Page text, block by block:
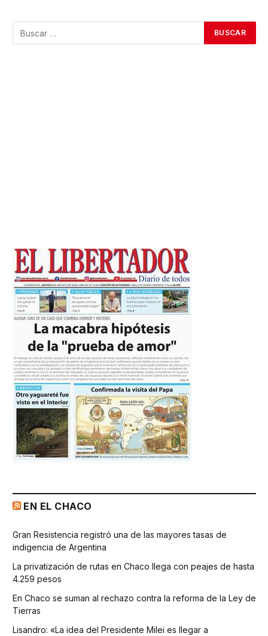
EN EL CHACO
Gran Resistencia registró una de las mayores tasas de
indigencia de Argentina
La privatización de rutas en Chaco llega con peajes de hasta
4.259 pesos
En Chaco se suman al rechazo contra la reforma de la Ley de
Tierras
Lisandro: «La idea del Presidente Milei es llegar a